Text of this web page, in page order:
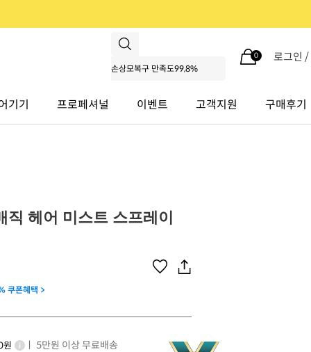
0 로그인 /
기기 프로페셔널 이벤트 고객지원 구매후기
직 헤어 미스트 스프레이
쿠폰혜택 >
원
ㅣ 5만원 이상 무료배송